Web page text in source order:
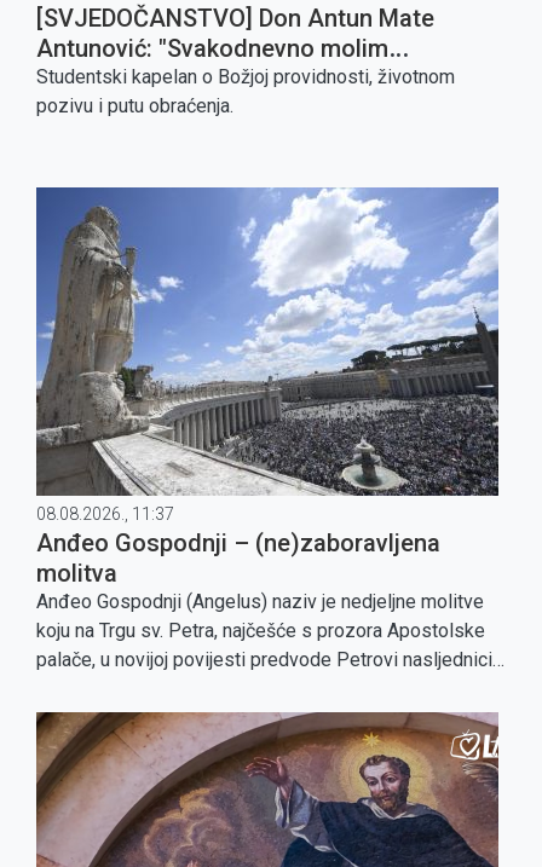
[SVJEDOČANSTVO] Don Antun Mate
Antunović: "Svakodnevno molim
Gospodina da me sve više preobražava i
posvećuje u čovjeka po svome poniznome
Studentski kapelan o Božjoj providnosti, životnom
pozivu i putu obraćenja.
08.08.2026., 11:37
Anđeo Gospodnji – (ne)zaboravljena
molitva
Anđeo Gospodnji (Angelus) naziv je nedjeljne molitve
koju na Trgu sv. Petra, najčešće s prozora Apostolske
palače, u novijoj povijesti predvode Petrovi nasljednici.